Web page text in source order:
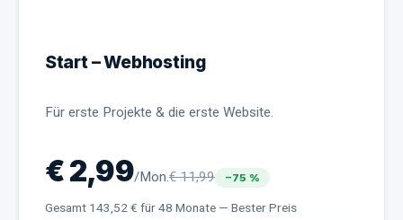
Start – Webhosting
Für erste Projekte & die erste Website.
€2,99/Mon. €11,99 −75 %
Gesamt 143,52 € für48 Monate — Bester Preis